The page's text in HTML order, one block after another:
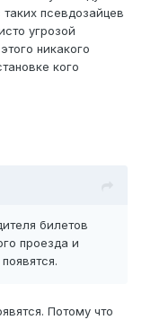
таких псевдозайцев
угрозой
никакого
кого
билетов
проезда и
Потому что